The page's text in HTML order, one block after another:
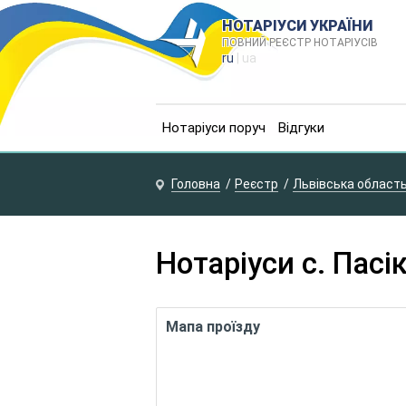
НОТАРІУСИ УКРАЇНИ
ПОВНИЙ РЕЄСТР НОТАРІУСІВ
ru | ua
Нотаріуси поруч Відгуки
Головна Реєстр Львівська
Нотаріуси с.
Мапа проїзду